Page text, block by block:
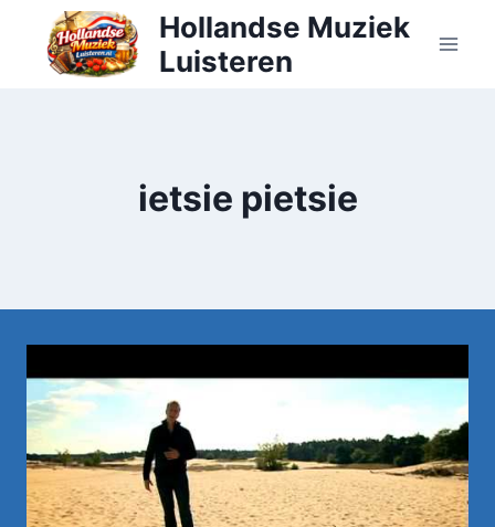
Doorgaan
inhoud
Hollandse Muziek
Luisteren
ietsie pietsie